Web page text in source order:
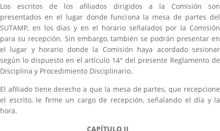
Los escritos de los afiliados dirigidos a la Comisión son
presentados en el lugar donde funciona la mesa de partes del
SUTAMP, en los días y en el horario señalados por la Comisión
para su recepción. Sin embargo, también se podrán presentar en
el lugar y horario donde la Comisión haya acordado sesionar
según lo dispuesto en el artículo 14° del presente Reglamento de
Disciplina y Procedimiento Disciplinario.
El afiliado tiene derecho a que la mesa de partes, que recepcione
el escrito, le firme un cargo de recepción, señalando el día y la
hora.
CAPÍTULO II